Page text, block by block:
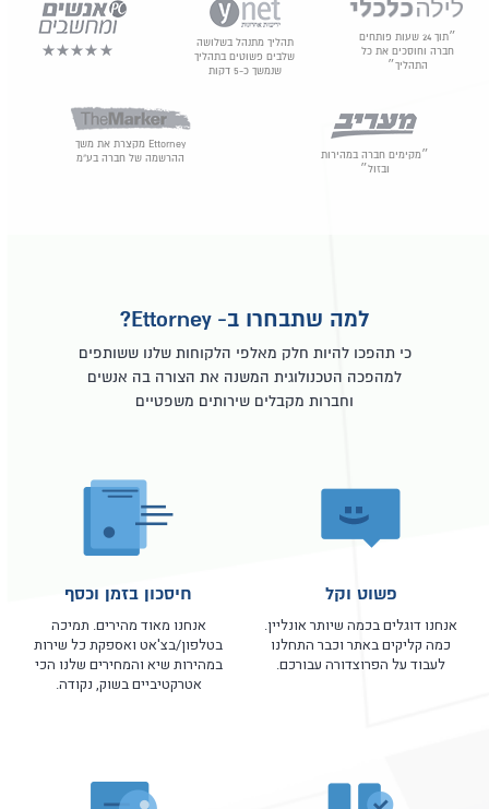
״תוך 24 שעות פותחים
חברה וחוסכים את כל
התהליך״
תהליך מתנהל בשלושה
שלבים פשוטים בתהליך
שנמשך כ-5 דקות
״מקימים חברה במהירות
ובזול״
Ettorney מקצרת את משך
ההרשמה של חברה בע"מ
למה שתבחרו ב- Ettorney?
כי תהפכו להיות חלק מאלפי הלקוחות שלנו ששותפים
למהפכה הטכנולוגית המשנה את הצורה בה אנשים
וחברות מקבלים שירותים משפטיים
פשוט וקל
אנחנו דוגלים בכמה שיותר אונליין.
כמה קליקים באתר וכבר התחלנו
לעבוד על הפרוצדורה עבורכם.
חיסכון בזמן וכסף
אנחנו מאוד מהירים. תמיכה
בטלפון/בצ'אט ואספקת כל שירות
במהירות שיא והמחירים שלנו הכי
אטרקטיביים בשוק, נקודה.